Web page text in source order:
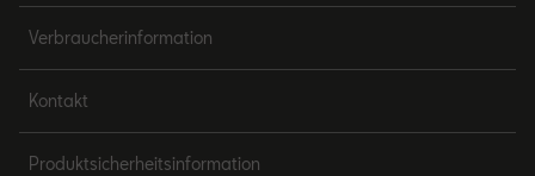
Verbraucherinformation
Kontakt
Produktsicherheitsinformation